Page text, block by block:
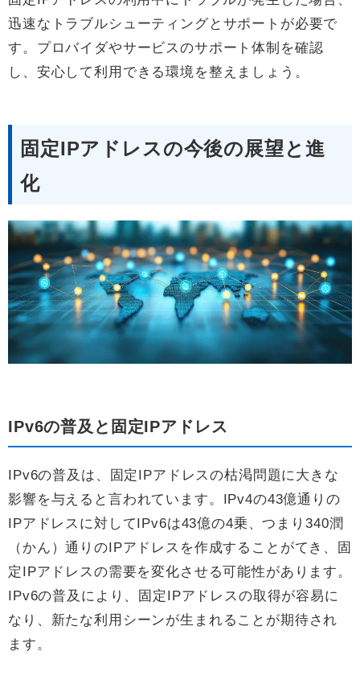
迅速なトラブルシューティングとサポートが必要で
す。プロバイダやサービスのサポート体制を確認
し、安心して利用できる環境を整えましょう。
固定IPアドレスの今後の展望と進
化
IPv6の普及と固定IPアドレス
IPv6の普及は、固定IPアドレスの枯渇問題に大きな
影響を与えると言われています。IPv4の43億通りの
IPアドレスに対してIPv6は43億の4乗、つまり340潤
（かん）通りのIPアドレスを作成することがてき、固
定IPアドレスの需要を変化させる可能性があります。
IPv6の普及により、固定IPアドレスの取得が容易に
なり、新たな利用シーンが生まれることが期待され
ます。